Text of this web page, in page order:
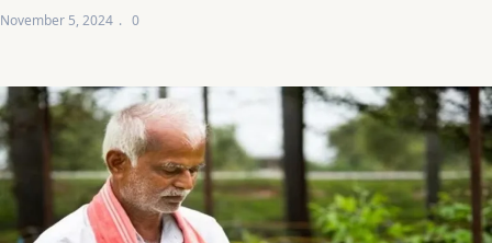
November 5, 2024 0